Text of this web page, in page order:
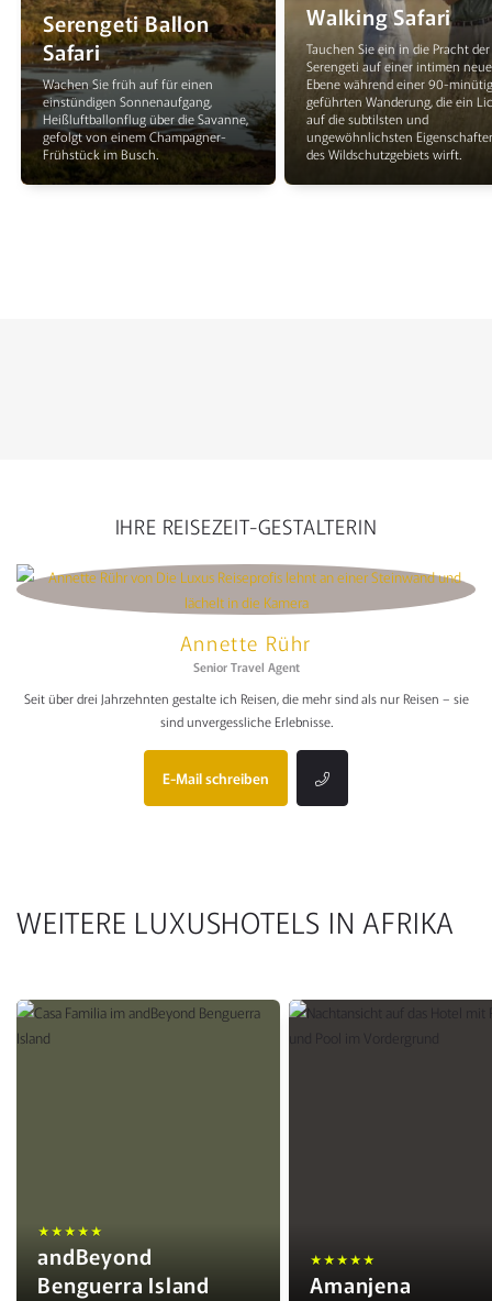
Serengeti Ballon
Safari
Wachen Sie früh auf für einen
einstündigen Sonnenaufgang,
Heißluftballonflug über die Savanne,
gefolgt von einem Champagner-
Frühstück im Busch.
Walking Safari
Tauchen Sie ein in die Pracht der
Serengeti auf einer intimen
Ebene während einer 90-
geführten Wanderung, die ein
auf die subtilsten und
ungewöhnlichsten
des Wildschutzgebiets wirft.
IHRE REISEZEIT-GESTALTERIN
Annette Rühr
Senior Travel Agent
Seit über drei Jahrzehnten gestalte ich Reisen, die mehr sind als nur Reisen – sie
sind unvergessliche Erlebnisse.
E-Mail schreiben
WEITERE LUXUSHOTELS IN AFRIKA
★★★★★
andBeyond
Benguerra Island
★★★★★
Amanjena